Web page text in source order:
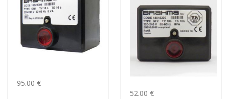
95.00 €
52.00 €